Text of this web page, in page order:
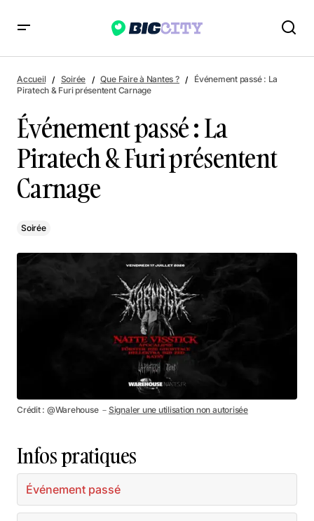
Événement passé : La Piratech & Furi présentent Carnage
Accueil Soirée Que Faire à Nantes ?
Événement passé : La
Piratech & Furi présentent Carnage
Événement passé : La
Piratech & Furi présentent
Carnage
Soirée
Crédit : @Warehouse － Signaler une utilisation non autorisée
Infos pratiques
Événement passé